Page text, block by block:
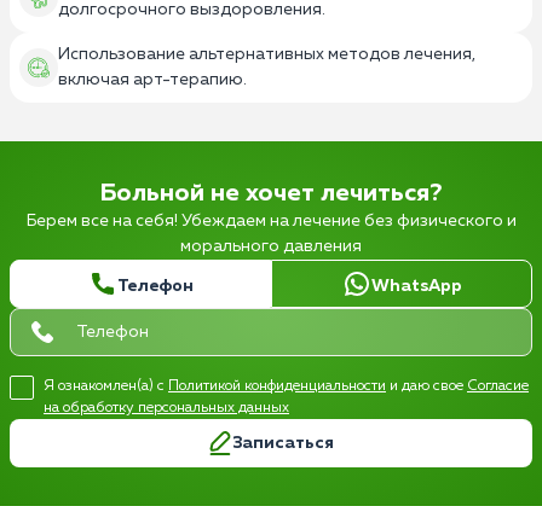
долгосрочного выздоровления.
Использование альтернативных методов лечения,
включая арт-терапию.
Больной не хочет лечиться?
Берем все на себя! Убеждаем на лечение без физического и
морального давления
Телефон WhatsApp
Я ознакомлен(а) с Политикой конфиденциальности и даю свое Согласие
на обработку персональных данных
Записаться